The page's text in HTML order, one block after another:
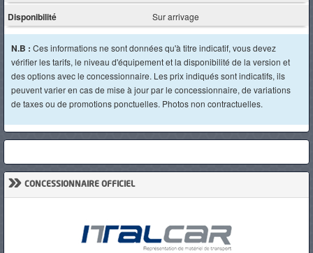
Disponibilité Sur arrivage
N.B : Ces informations ne sont données qu'à titre indicatif, vous devez
vérifier les tarifs, le niveau d'équipement et la disponibilité de la version et
des options avec le concessionnaire. Les prix indiqués sont indicatifs, ils
peuvent varier en cas de mise à jour par le concessionnaire, de variations
de taxes ou de promotions ponctuelles. Photos non contractuelles.
» CONCESSIONNAIRE OFFICIEL